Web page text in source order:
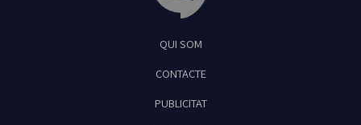
Feliu de Guíxols
QUI SOM
CONTACTE
PUBLICITAT